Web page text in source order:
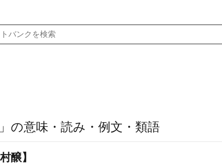
」の意味・読み・例文・類語
醸】